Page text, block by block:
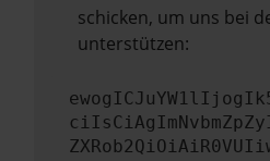
schicken, um uns bei
unterstützen: